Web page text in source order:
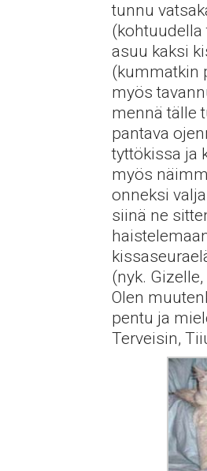
tunnu
(kohtuudella
asuu kaksi
(kummatkin
myös
mennä tälle
pantava
tyttökissa ja
myös
onneksi
siinä ne
(nyk.
Olen
pentu ja
Terveisin,